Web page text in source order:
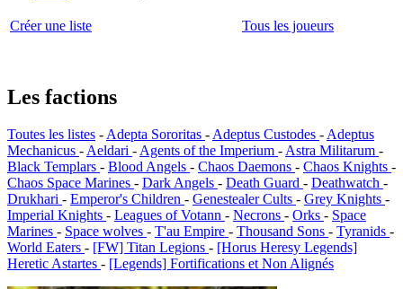
Créer une liste Tous les joueurs
Les factions
Toutes les listes -Adepta Sororitas -Adeptus Custodes -Adeptus
Mechanicus -Aeldari -Agents of the Imperium -Astra Militarum -
Black Templars - Blood Angels - Chaos Daemons - Chaos Knights -
Chaos Space Marines - Dark Angels - Death Guard - Deathwatch -
Drukhari - Emperor's Children - Genestealer Cults - Grey Knights -
Imperial Knights - Leagues of Votann - Necrons - Orks - Space
Marines - Space wolves - T'au Empire - Thousand Sons - Tyranids -
World Eaters - [FW] Titan Legions - [Horus Heresy Legends]
Heretic Astartes - [Legends] Fortifications et Non Alignés